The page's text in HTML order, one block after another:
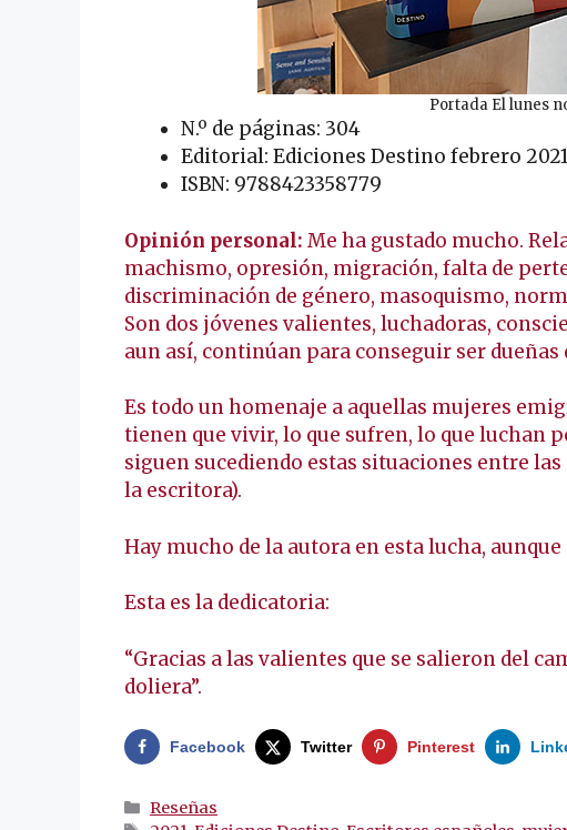
Portada El lunes
N.º de páginas: 304
Editorial: Ediciones Destino febrero 2021
ISBN: 9788423358779
Opinión personal: Me ha gustado mucho.
machismo, opresión, migración, falta de
discriminación de género, masoquismo,
Son dos jóvenes valientes, luchadoras,
aun así, continúan para conseguir ser dueñas
Es todo un homenaje a aquellas mujeres
tienen que vivir, lo que sufren, lo que luchan
siguen sucediendo estas situaciones entre
la escritora).
Hay mucho de la autora en esta lucha, aunque
Esta es la dedicatoria:
“Gracias a las valientes que se salieron del
doliera”.
Facebook Twitter Pinterest
Categorías
Reseñas